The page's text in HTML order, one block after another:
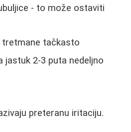
- to može ostaviti
tretmane tačkasto
jastuk 2-3 puta nedeljno
preteranu iritaciju.